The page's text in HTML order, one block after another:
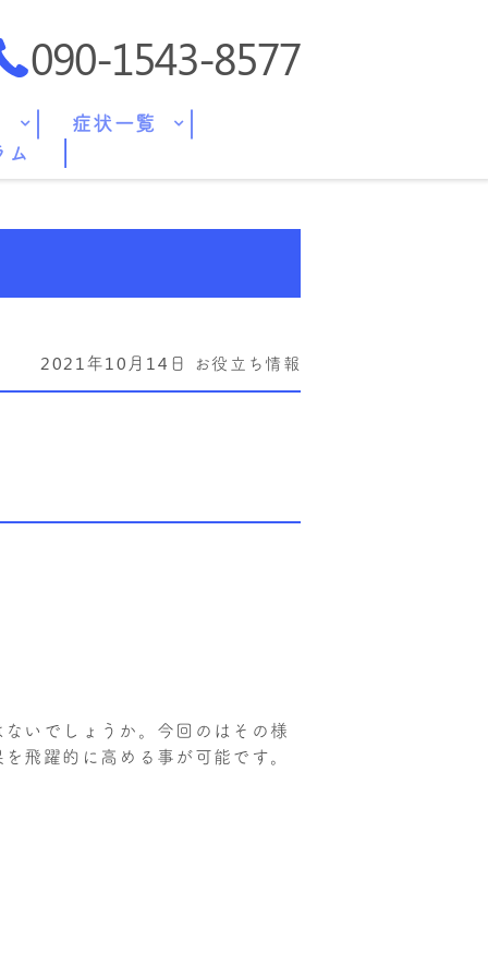
090-1543-8577
症状一覧
ム
2021年10月14日 お役立ち情報
いでしょうか。今回のはその様
飛躍的に高める事が可能です。